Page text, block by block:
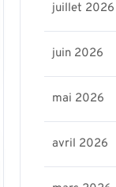
juillet 2026
juin 2026
mai 2026
avril 2026